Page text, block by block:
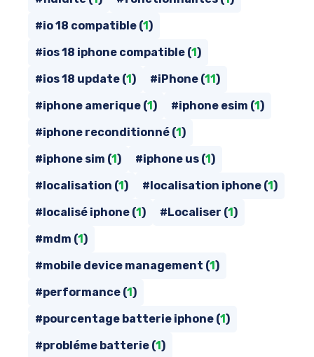
#io 18 compatible (1 )
#ios 18 iphone compatible (1 )
#ios 18 update (1 ) #iPhone (11 )
#iphone amerique (1 ) #iphone esim (1 )
#iphone reconditionné (1 )
#iphone sim (1 ) #iphone us (1 )
#localisation (1 ) #localisation iphone (1 )
#localisé iphone (1 ) #Localiser (1 )
#mdm (1 )
#mobile device management (1 )
#performance (1 )
#pourcentage batterie iphone (1 )
#probléme batterie (1 )